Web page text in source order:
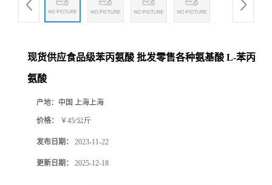
现货供应食品级苯丙氨酸 批发零售各种氨基酸 L-苯丙
氨酸
产地： 中国 上海上海
价格： ￥45/公斤
发布日期： 2023-11-22
更新日期： 2025-12-18